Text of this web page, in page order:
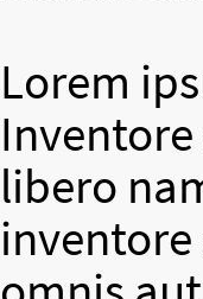
Lorem
libero